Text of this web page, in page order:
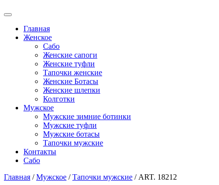
Главная
Женское
Сабо
Женские сапоги
Женские туфли
Тапочки женские
Женские Ботасы
Женские шлепки
Колготки
Мужское
Мужские зимние ботинки
Мужские туфли
Мужские ботасы
Тапочки мужские
Контакты
Сабо
Главная /Мужское /Тапочки мужские / ART. 18212